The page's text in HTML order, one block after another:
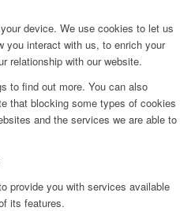
device. We use cookies to let us
you interact with us, to enrich your
relationship with our website.
to find out more. You can also
that blocking some types of cookies
and the services we are able to
provide you with services available
its features.